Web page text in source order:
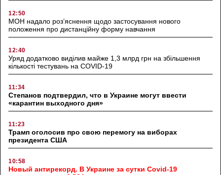
12:50
МОН надало роз’яснення щодо застосування нового
положення про дистанційну форму навчання
12:40
Уряд додатково виділив майже 1,3 млрд грн на збільшення
кількості тестувань на COVID-19
11:34
Степанов подтвердил, что в Украине могут ввести
«карантин выходного дня»
11:23
Трамп оголосив про свою перемогу на виборах
президента США
10:58
Новый антирекорд. В Украине за сутки Covid-19